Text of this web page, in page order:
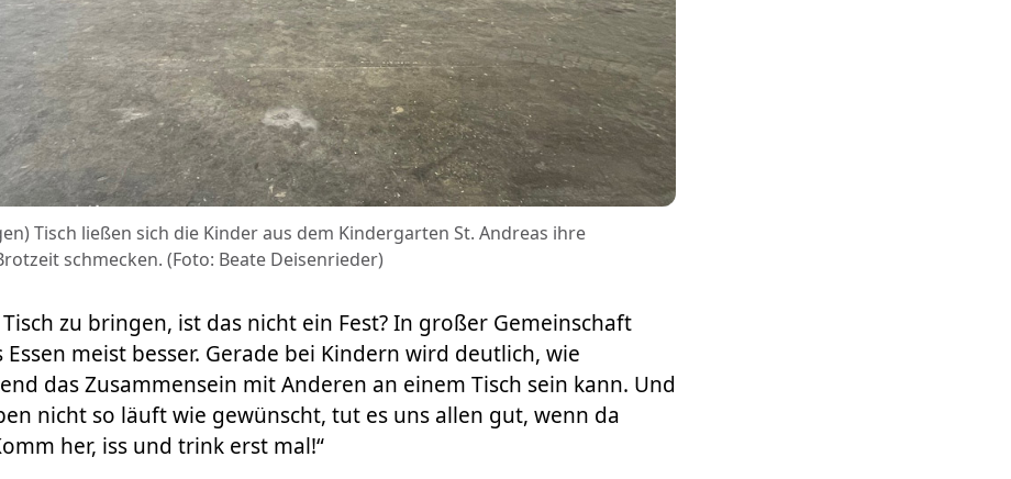
Tisch ließen sich die Kinder aus dem Kindergarten St. Andreas ihre
schmecken. (Foto: Beate Deisenrieder)
zu bringen, ist das nicht ein Fest? In großer Gemeinschaft
Essen meist besser. Gerade bei Kindern wird deutlich, wie
das Zusammensein mit Anderen an einem Tisch sein kann. Und
nicht so läuft wie gewünscht, tut es uns allen gut, wenn da
her, iss und trink erst mal!“